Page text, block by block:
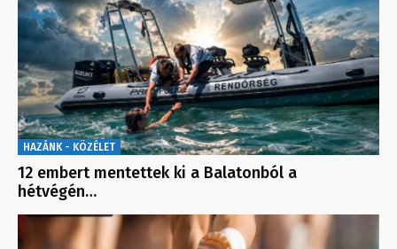
HAZÁNK - KÖZÉLET
12 embert mentettek ki a Balatonból a
hétvégén…